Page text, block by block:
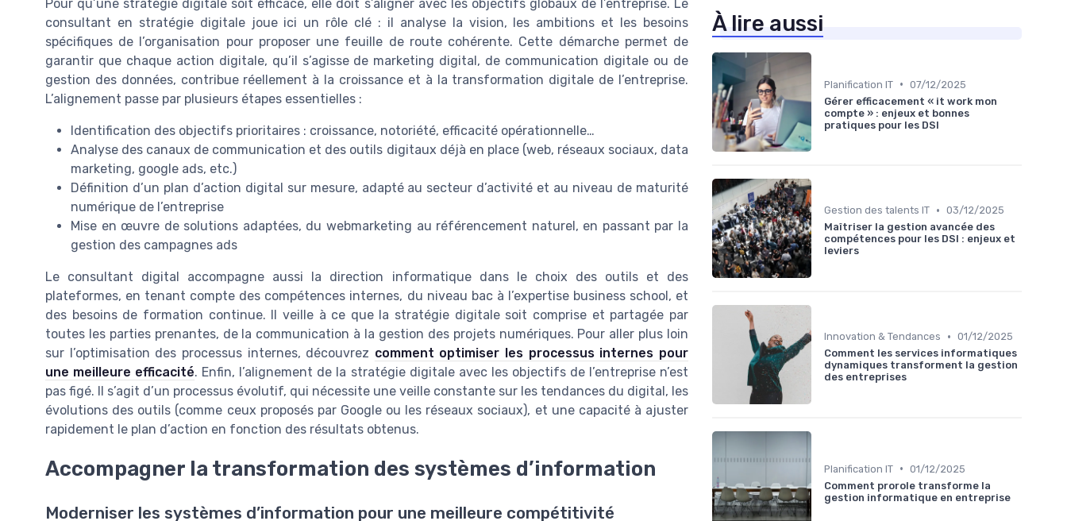
Pour qu’une stratégie digitale soit efficace, elle doit s’aligner avec les objectifs globaux de l’entreprise. Le
consultant en stratégie digitale joue ici un rôle clé : il analyse la vision, les ambitions et les besoins
spécifiques de l’organisation pour proposer une feuille de route cohérente. Cette démarche permet de
garantir que chaque action digitale, qu’il s’agisse de marketing digital, de communication digitale ou de
gestion des données, contribue réellement à la croissance et à la transformation digitale de l’entreprise.
L’alignement passe par plusieurs étapes essentielles :
Identification des objectifs prioritaires : croissance, notoriété, efficacité opérationnelle…
Analyse des canaux de communication et des outils digitaux déjà en place (web, réseaux sociaux, data
marketing, google ads, etc.)
Définition d’un plan d’action digital sur mesure, adapté au secteur d’activité et au niveau de maturité
numérique de l’entreprise
Mise en œuvre de solutions adaptées, du webmarketing au référencement naturel, en passant par la
gestion des campagnes ads
Le consultant digital accompagne aussi la direction informatique dans le choix des outils et des
plateformes, en tenant compte des compétences internes, du niveau bac à l’expertise business school, et
des besoins de formation continue. Il veille à ce que la stratégie digitale soit comprise et partagée par
toutes les parties prenantes, de la communication à la gestion des projets numériques. Pour aller plus loin
sur l’optimisation des processus internes, découvrez comment optimiser les processus internes pour
une meilleure efficacité. Enfin, l’alignement de la stratégie digitale avec les objectifs de l’entreprise n’est
pas figé. Il s’agit d’un processus évolutif, qui nécessite une veille constante sur les tendances du digital, les
évolutions des outils (comme ceux proposés par Google ou les réseaux sociaux), et une capacité à ajuster
rapidement le plan d’action en fonction des résultats obtenus.
Accompagner la transformation des systèmes d’information
Moderniser les systèmes d’information pour une meilleure compétitivité
À lire aussi
Planification IT • 07/12/2025
Gérer efficacement « it work mon
compte » : enjeux et bonnes
pratiques pour les DSI
Gestion des talents IT • 03/12/2025
Maîtriser la gestion avancée des
compétences pour les DSI : enjeux et
leviers
Innovation & Tendances • 01/12/2025
Comment les services informatiques
dynamiques transforment la gestion
des entreprises
Planification IT • 01/12/2025
Comment prorole transforme la
gestion informatique en entreprise